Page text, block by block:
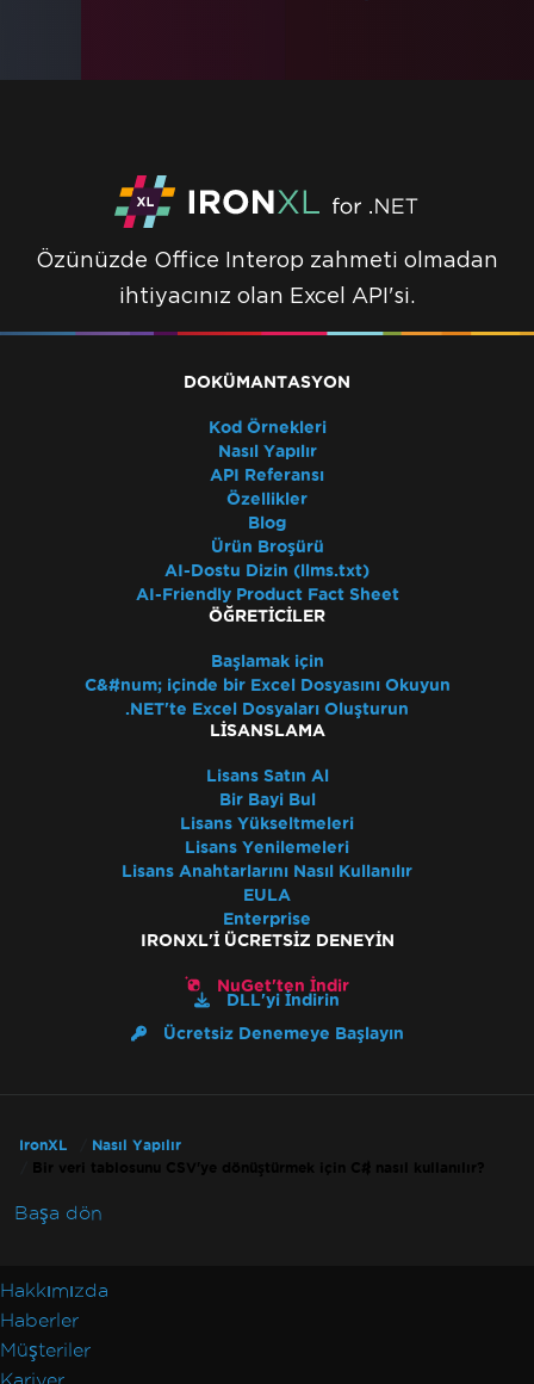
Özünüzde Office Interop zahmeti olmadan
ihtiyacınız olan Excel API'si.
DOKÜMANTASYON
Kod Örnekleri
Nasıl Yapılır
API Referansı
Özellikler
Blog
Ürün Broşürü
AI-Dostu Dizin (llms.txt)
AI-Friendly Product Fact Sheet
ÖĞRETICILER
Başlamak için
C&#num; içinde bir Excel Dosyasını Okuyun
.NET'te Excel Dosyaları Oluşturun
LISANSLAMA
Lisans Satın Al
Bir Bayi Bul
Lisans Yükseltmeleri
Lisans Yenilemeleri
Lisans Anahtarlarını Nasıl Kullanılır
EULA
Enterprise
IRONXL'I ÜCRETSIZ DENEYIN
NuGet'ten İndir
DLL'yi İndirin
Ücretsiz Denemeye Başlayın
IronXL
Nasıl Yapılır
Bir veri tablosunu CSV'ye dönüştürmek için C# nasıl kullanılır?
Başa dön
Hakkımızda
Haberler
Müşteriler
Kariyer